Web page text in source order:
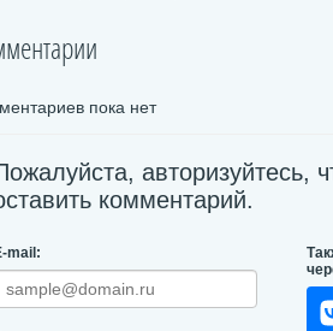
пока нет
авторизуйтесь,
комментарий.
mail: